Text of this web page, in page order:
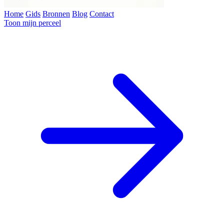
Home Gids Bronnen Blog Contact
Toon mijn perceel